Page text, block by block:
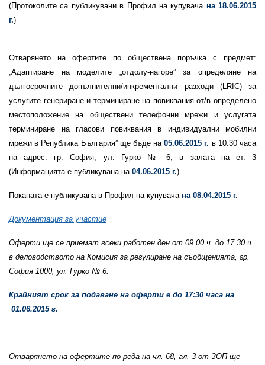
(Протоколите са публикувани в Профил на купувача на 18.06.2015
г.)
Отварянето на офертите по обществена поръчка с предмет:
„Адаптиране на моделите „отдолу-нагоре” за определяне на
дългосрочните допълнителни/инкрементални разходи (LRIC) за
услугите генериране и терминиране на повиквания от/в определено
местоположение на обществени телефонни мрежи и услугата
терминиране на гласови повиквания в индивидуални мобилни
мрежи в Република България” ще бъде на05.06.2015 г. в 10:30 часа
на адрес: гр. София, ул. Гурко № 6, в залата на ет. 3
(Информацията е публикувана на 04.06.2015 г.)
Поканата е публикувана в Профил на купувача на 08.04.2015 г.
Документация за участие
Оферти ще се приемат всеки работен ден от 09.00 ч. до 17.30 ч.
в деловодството на Комисия за регулиране на съобщенията, гр.
София 1000, ул. Гурко № 6.
Крайният срок за подаване на оферти е до 17:30 часа на
01.06.2015 г.
Отварянето на офертите по реда на чл. 68, ал. 3 от ЗОП ще